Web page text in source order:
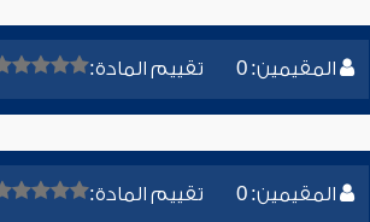
المقيمين: 0 تقييم المادة:
المقيمين: 0 تقييم المادة: